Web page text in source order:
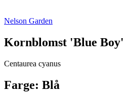
Nelson Garden
Kornblomst 'Blue Boy'
Centaurea cyanus
Farge: Blå